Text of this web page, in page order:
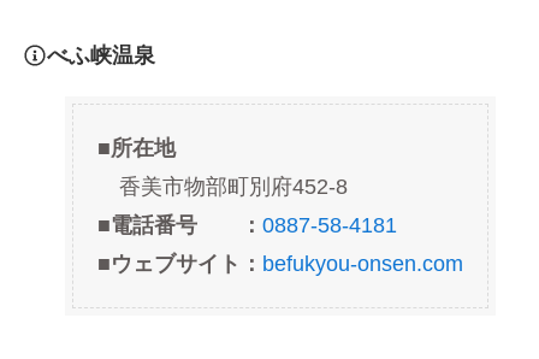
べふ峡温泉
■所在地
香美市物部町別府452-8
■電話番号 ： 0887-58-4181
■ウェブサイト： befukyou-onsen.com